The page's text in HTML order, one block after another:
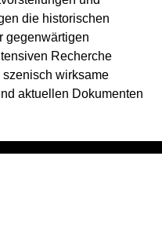
die historischen
gegenwärtigen
Recherche
wirksame
aktuellen Dokumenten